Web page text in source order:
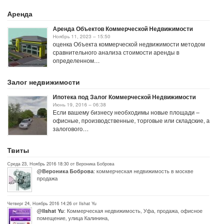
Аренда
Аренда Объектов Коммерческой Недвижимости
Ноябрь 11, 2023 – 15:50
оценка Объекта коммерческой недвижимости методом
сравнительного анализа стоимости аренды в
определенном…
Залог недвижимости
Ипотека под Залог Коммерческой Недвижимости
Июнь 19, 2016 – 06:38
Если вашему бизнесу необходимы новые площади –
офисные, производственные, торговые или складские, а
залогового…
Твиты
Среда 23, Ноябрь 2016 18:30 от Вероника Боброва
@Вероника Боброва: коммерческая недвижимость в москве
продажа
Четверг 24, Ноябрь 2016 14:26 от Ilshat Yu
@Ilshat Yu: Коммерческая недвижимость, Уфа, продажа, офисное
помещение, улица Калинина,